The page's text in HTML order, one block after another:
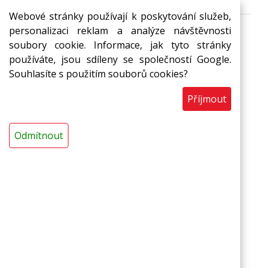
Webové stránky používají k poskytování služeb,
personalizaci reklam a analýze návštěvnosti
soubory cookie. Informace, jak tyto stránky
používáte, jsou sdíleny se společností Google.
Souhlasíte s použitím souborů cookies?
Příjmout
Odmítnout
Pás MIRELON 1 mm/š. 130 cm,
C3
ZBYTKOVÝ VÝPRODEJ! POZOR
15% SLEVA! Využijte naší
speciální nabídky a získejte